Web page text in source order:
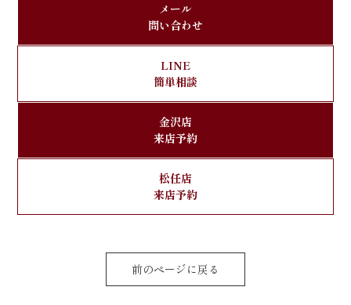
メール
問い合わせ
LINE
簡単相談
金沢店
来店予約
松任店
来店予約
前のページに戻る